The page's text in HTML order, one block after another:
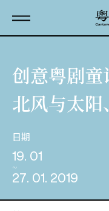
创意粤剧童
北风与太
日期
19. 01
27. 01. 2019